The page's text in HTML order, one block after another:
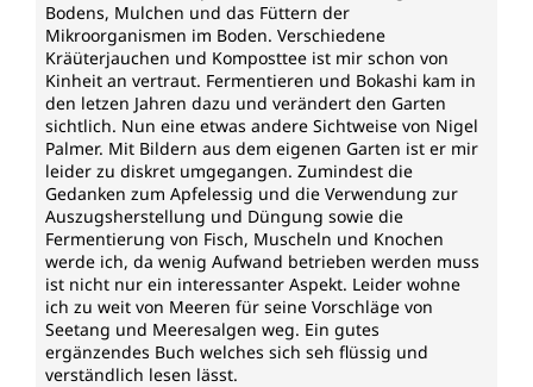
Bodens, Mulchen und das Füttern der
Mikroorganismen im Boden. Verschiedene
Kräüterjauchen und Komposttee ist mir schon von
Kinheit an vertraut. Fermentieren und Bokashi kam in
den letzen Jahren dazu und verändert den Garten
sichtlich. Nun eine etwas andere Sichtweise von Nigel
Palmer. Mit Bildern aus dem eigenen Garten ist er mir
leider zu diskret umgegangen. Zumindest die
Gedanken zum Apfelessig und die Verwendung zur
Auszugsherstellung und Düngung sowie die
Fermentierung von Fisch, Muscheln und Knochen
werde ich, da wenig Aufwand betrieben werden muss
ist nicht nur ein interessanter Aspekt. Leider wohne
ich zu weit von Meeren für seine Vorschläge von
Seetang und Meeresalgen weg. Ein gutes
ergänzendes Buch welches sich seh flüssig und
verständlich lesen lässt.